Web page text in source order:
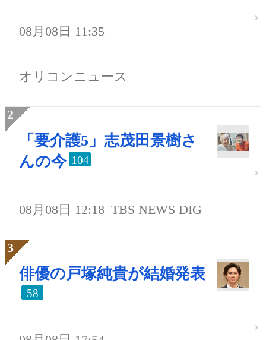
08月08日 11:35
オリコンニュース
「要介護5」志茂田景樹さ
んの今 104
08月08日 12:18 TBS NEWS DIG
俳優の戸塚純貴が結婚発表
58